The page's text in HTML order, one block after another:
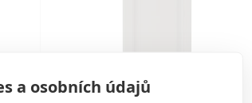
a osobních údajů